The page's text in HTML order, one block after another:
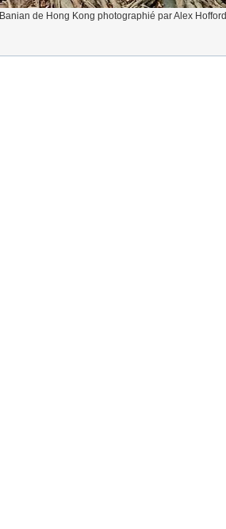
Banian de Hong Kong photographié par Alex Hofford